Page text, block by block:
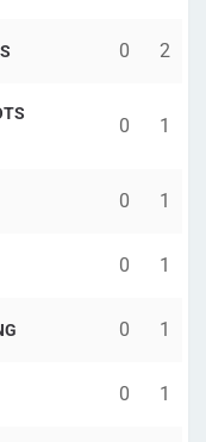
0 2
0 1
0 1
0 1
0 1
0 1